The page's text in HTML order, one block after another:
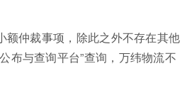
仲裁事项，除此之外不存在其他
布与查询平台”查询，万纬物流不